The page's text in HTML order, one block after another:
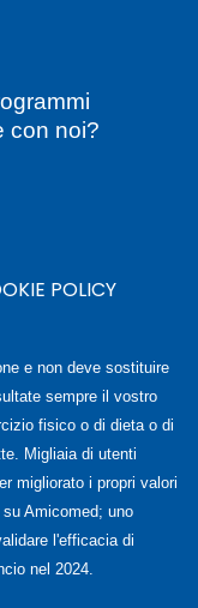
con noi?
POLICY
e non deve sostituire
sempre il vostro
fisico o di dieta o di
Migliaia di utenti
migliorato i propri valori
Amicomed; uno
l'efficacia di
nel 2024.